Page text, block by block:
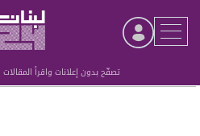
تصفّح بدون إعلانات واقرأ